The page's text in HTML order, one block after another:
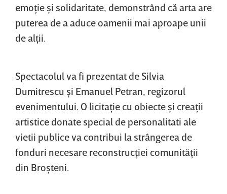
emoţie şi solidaritate, demonstrând că arta are
puterea de a aduce oamenii mai aproape unii
de alţii.
Spectacolul va fi prezentat de Silvia
Dumitrescu şi Emanuel Petran, regizorul
evenimentului. O licitaţie cu obiecte şi creaţii
artistice donate special de personalitati ale
vietii publice va contribui la strângerea de
fonduri necesare reconstrucţiei comunităţii
din Broşteni.